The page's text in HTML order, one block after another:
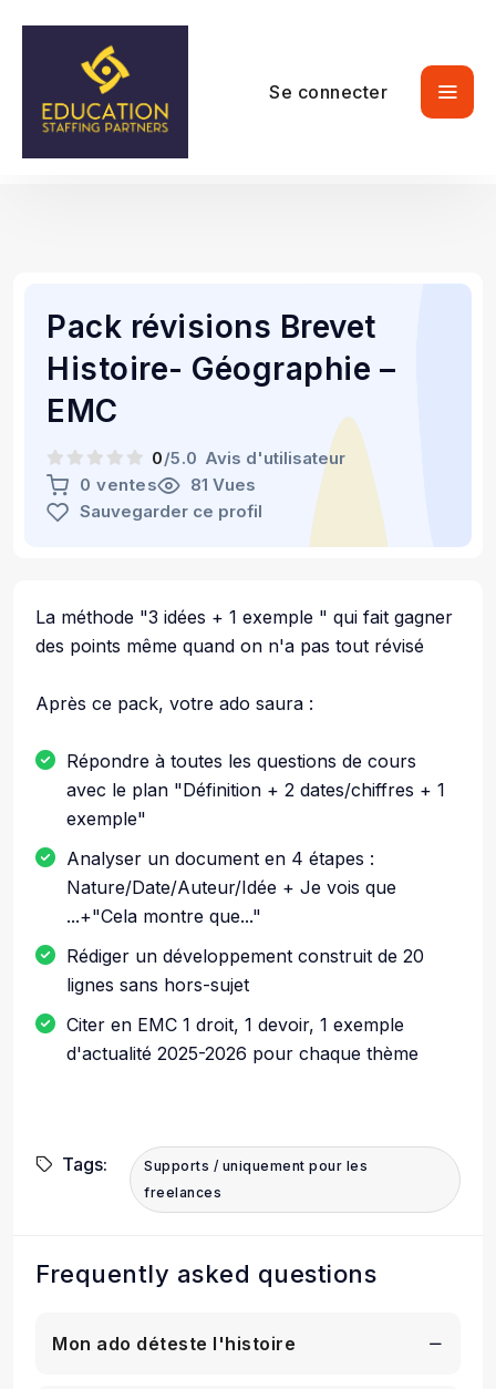
Se connecter
Pack révisions Brevet
Histoire- Géographie –
EMC
0/5.0 Avis d'utilisateur
0 ventes
81 Vues
Sauvegarder ce profil
La méthode "3 idées + 1 exemple " qui fait gagner
des points même quand on n'a pas tout révisé
Après ce pack, votre ado saura :
Répondre à toutes les questions de cours
avec le plan "Définition + 2 dates/chiffres + 1
exemple"
Analyser un document en 4 étapes :
Nature/Date/Auteur/Idée + Je vois que
...+"Cela montre que..."
Rédiger un développement construit de 20
lignes sans hors-sujet
Citer en EMC 1 droit, 1 devoir, 1 exemple
d'actualité 2025-2026 pour chaque thème
Tags:
Supports / uniquement pour les
freelances
Frequently asked questions
Mon ado déteste l'histoire